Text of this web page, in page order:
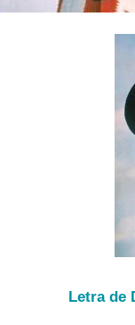
Letra de